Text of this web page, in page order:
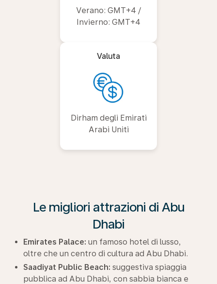
Verano: GMT+4 /
Invierno: GMT+4
Valuta
Dirham degli Emirati
Arabi Uniti
Le migliori attrazioni di Abu
Dhabi
Emirates Palace: un famoso hotel di lusso,
oltre che un centro di cultura ad Abu Dhabi.
Saadiyat Public Beach: suggestiva spiaggia
pubblica ad Abu Dhabi, con sabbia bianca e